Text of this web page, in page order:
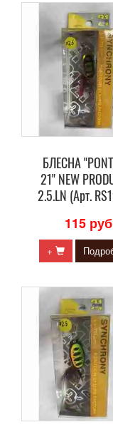
БЛЕСНА
21" NEW
2.5.LN (Арт.
115 руб
+